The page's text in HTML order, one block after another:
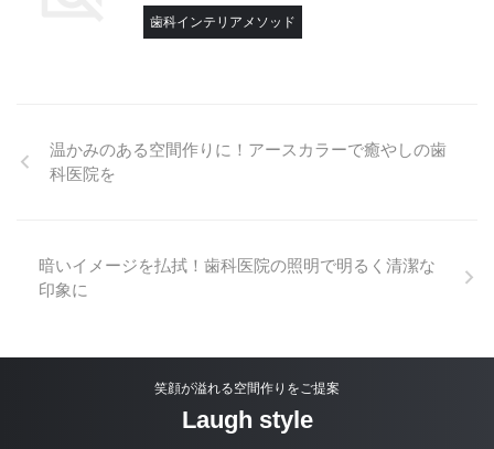
歯科インテリアメソッド
温かみのある空間作りに！アースカラーで癒やしの歯
科医院を
暗いイメージを払拭！歯科医院の照明で明るく清潔な
印象に
笑顔が溢れる空間作りをご提案
Laugh style